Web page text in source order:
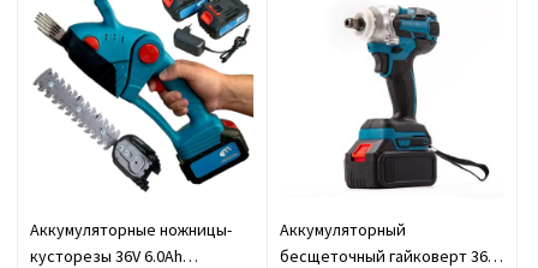
Аккумуляторные ножницы-
кусторезы 36V 6.0Ah
Аккумуляторный
бесщеточный гайковерт 36V,